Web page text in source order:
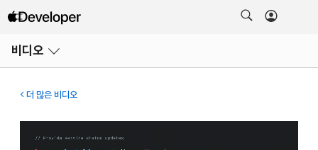
비디오
열기
더 많은 비디오